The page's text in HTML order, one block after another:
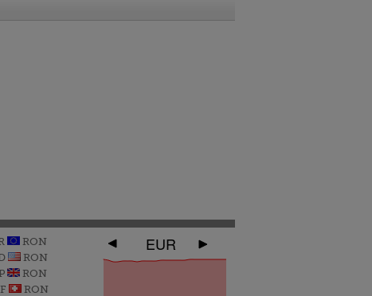
RON
RON
RON
RON
EUR